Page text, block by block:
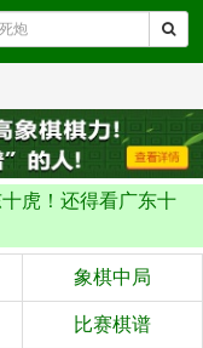
虎！还得看广东十
象棋中局
比赛棋谱